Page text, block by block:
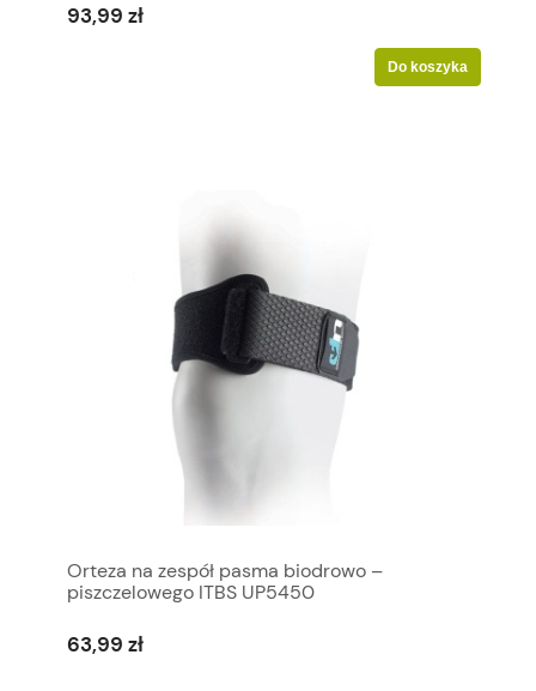
93,99 zł
Do koszyka
Orteza na zespół pasma biodrowo –
piszczelowego ITBS UP5450
63,99 zł